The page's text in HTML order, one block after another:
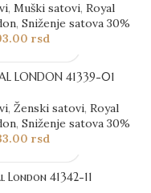
, Muški satovi, Royal
, Sniženje satova 30%
rsd
LONDON 41339-01
, Ženski satovi, Royal
, Sniženje satova 30%
rsd
London 41342-11